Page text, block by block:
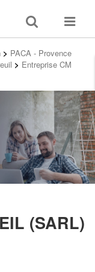
Toggle
search
Toggle
> PACA - Provence
> Entreprise CM
(SARL)